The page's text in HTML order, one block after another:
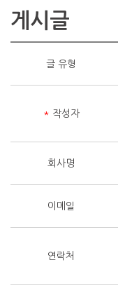
게시글
글 유형
* 작성자
회사명
이메일
연락처